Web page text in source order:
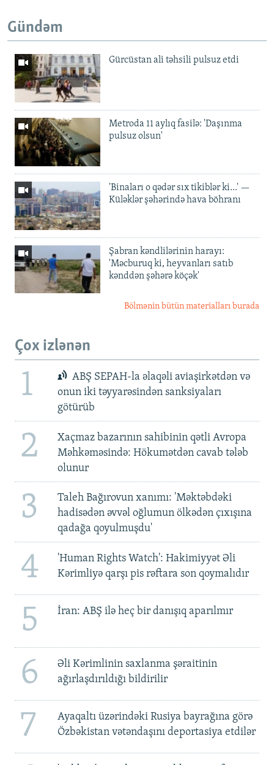
Gündəm
Gürcüstan ali təhsili pulsuz etdi
Metroda 11 aylıq fasilə: 'Daşınma
pulsuz olsun'
'Binaları o qədər sıx tikiblər ki...' —
Küləklər şəhərində hava böhranı
Şabran kəndlilərinin harayı:
'Məcburuq ki, heyvanları satıb
kənddən şəhərə köçək'
Bölmənin bütün materialları burada
Çox izlənən
1
ABŞ SEPAH-la əlaqəli aviaşirkətdən və
onun iki təyyarəsindən sanksiyaları
götürüb
2
Xaçmaz bazarının sahibinin qətli Avropa
Məhkəməsində: Hökumətdən cavab tələb
olunur
3
Taleh Bağırovun xanımı: 'Məktəbdəki
hadisədən əvvəl oğlumun ölkədən çıxışına
qadağa qoyulmuşdu'
4
'Human Rights Watch': Hakimiyyət Əli
Kərimliyə qarşı pis rəftara son qoymalıdır
5 İran: ABŞ ilə heç bir danışıq aparılmır
6
Əli Kərimlinin saxlanma şəraitinin
ağırlaşdırıldığı bildirilir
7
Ayaqaltı üzərindəki Rusiya bayrağına görə
Özbəkistan vətəndaşını deportasiya etdilər